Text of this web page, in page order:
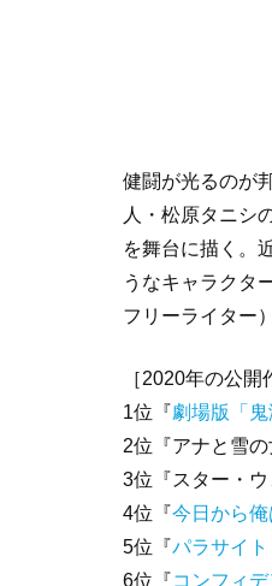
健闘が光るのが
人・松原タニシ
を舞台に描く。
うなキャラクタ
フリーライター）
［2020年の公開
1位『劇場版「
2位『アナと雪
3位『スター・
4位『今日から俺
5位『パラサイ
6位『コンフィ